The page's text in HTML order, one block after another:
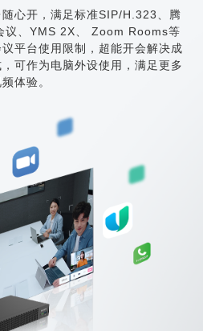
心开，满足标准SIP/H.323、腾
议、YMS 2X、 Zoom Rooms等
平台使用限制，超能开会解决成
可作为电脑外设使用，满足更多
体验。